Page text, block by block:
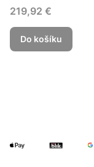
Cena
219,92 €
Do košíku